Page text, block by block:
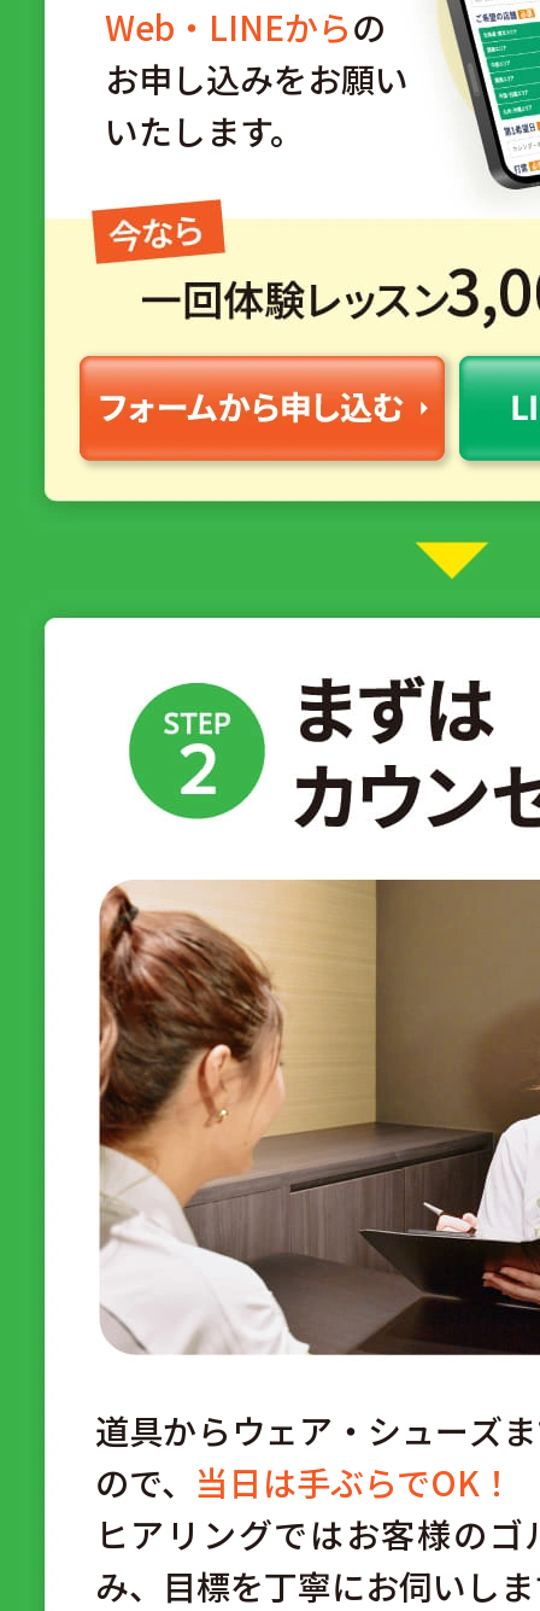
Web・LINEからの
お申し込みをお願い
いたします。
道具からウェア・シューズ
ので、 当日は手ぶらでOK！
ヒアリングではお客様の
み、目標を丁寧にお伺いし